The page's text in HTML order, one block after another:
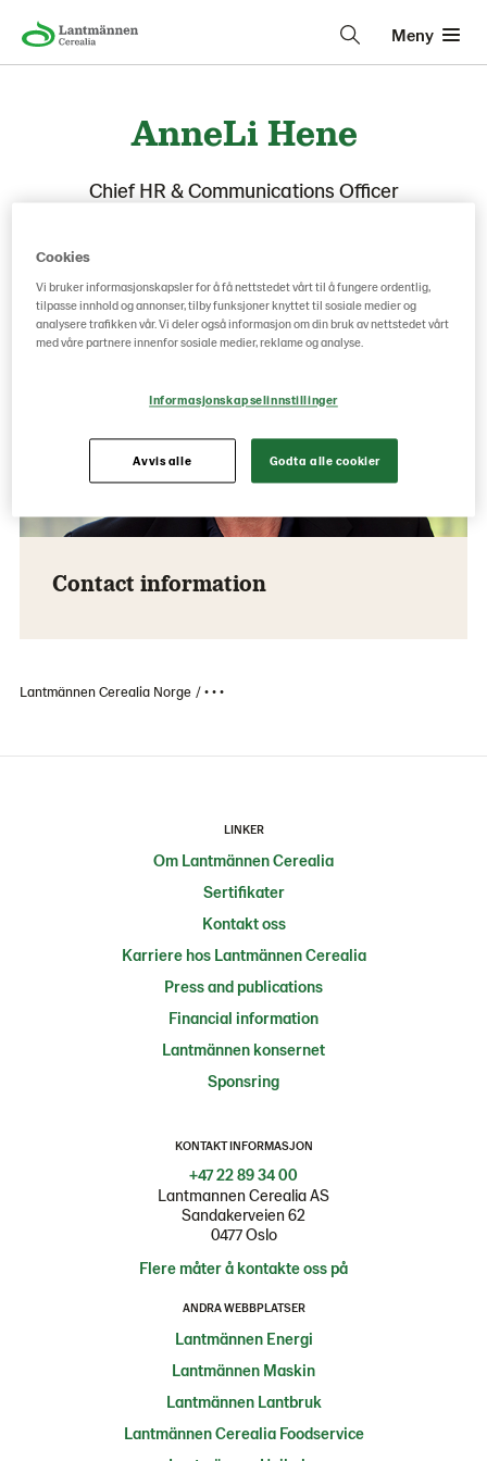
Meny
AnneLi Hene
Chief HR & Communications Officer
Contact information
Lantmännen Cerealia Norge • • •
LINKER
Om Lantmännen Cerealia
Sertifikater
Kontakt oss
Karriere hos Lantmännen Cerealia
Press and publications
Financial information
Lantmännen konsernet
Sponsring
KONTAKT INFORMASJON
+47 22 89 34 00
Lantmannen Cerealia AS
Sandakerveien 62
0477 Oslo
Flere måter å kontakte oss på
ANDRA WEBBPLATSER
Lantmännen Energi
Lantmännen Maskin
Lantmännen Lantbruk
Lantmännen Cerealia Foodservice
Cookies
Vi bruker informasjonskapsler for å få nettstedet vårt til å fungere ordentlig,
tilpasse innhold og annonser, tilby funksjoner knyttet til sosiale medier og
analysere trafikken vår. Vi deler også informasjon om din bruk av nettstedet vårt
med våre partnere innenfor sosiale medier, reklame og analyse.
Informasjonskapselinnstillinger
Avvis alle Godta alle cookier